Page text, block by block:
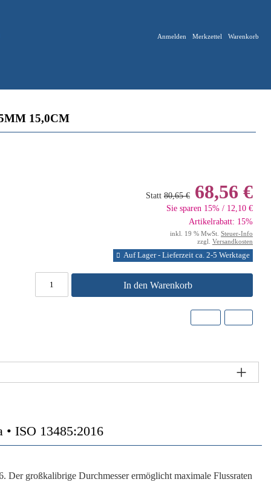
Anmelden Merkzettel Warenkorb
15,0CM
Statt 80,65 € 68,56 €
Sie sparen 15% / 12,10 €
Artikelrabatt: 15%
inkl. 19 % MwSt. Steuer-Info
zzgl. Versandkosten
Auf Lager - Lieferzeit ca. 2-5 Werktage
In den Warenkorb
ISO 13485:2016
großkalibrige Durchmesser ermöglicht maximale Flussraten